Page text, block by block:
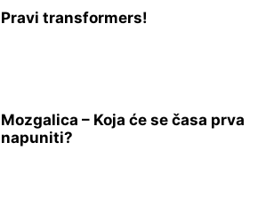
Pravi transformers!
Mozgalica – Koja će se časa prva
napuniti?